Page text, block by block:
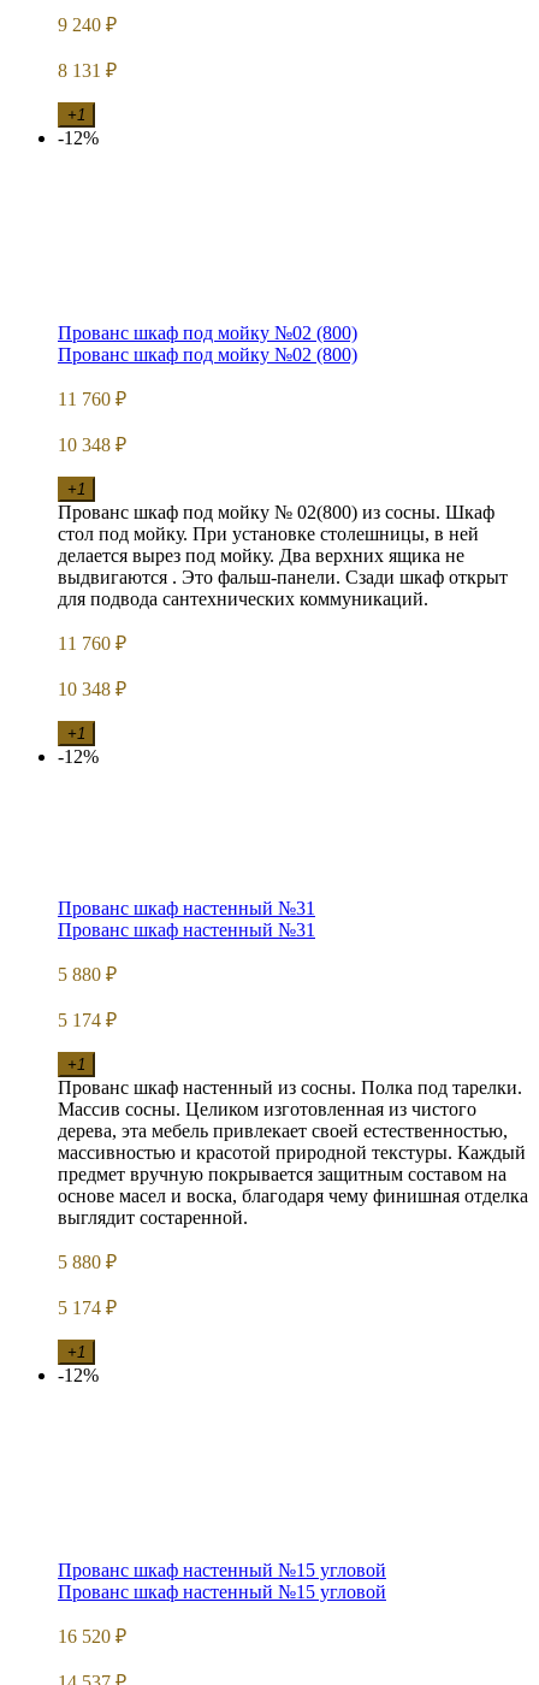
9 240 ₽
8 131 ₽
+1
-12%
Прованс шкаф под мойку №02 (800)
Прованс шкаф под мойку №02 (800)
11 760 ₽
10 348 ₽
+1
Прованс шкаф под мойку № 02(800) из сосны. Шкаф
стол под мойку. При установке столешницы, в ней
делается вырез под мойку. Два верхних ящика не
выдвигаются . Это фальш-панели. Сзади шкаф открыт
для подвода сантехнических коммуникаций.
11 760 ₽
10 348 ₽
+1
-12%
Прованс шкаф настенный №31
Прованс шкаф настенный №31
5 880 ₽
5 174 ₽
+1
Прованс шкаф настенный из сосны. Полка под тарелки.
Массив сосны. Целиком изготовленная из чистого
дерева, эта мебель привлекает своей естественностью,
массивностью и красотой природной текстуры. Каждый
предмет вручную покрывается защитным составом на
основе масел и воска, благодаря чему финишная отделка
выглядит состаренной.
5 880 ₽
5 174 ₽
+1
-12%
Прованс шкаф настенный №15 угловой
Прованс шкаф настенный №15 угловой
16 520 ₽
₽